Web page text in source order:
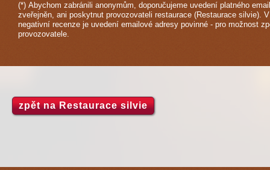
(*) Abychom zabránili anonymům, doporučujeme uvedení platného
zveřejněn, ani poskytnut provozovateli restaurace (Restaurace silvie).
negativní recenze je uvedení emailové adresy povinné - pro možnost
provozovatele.
zpět na Restaurace silvie